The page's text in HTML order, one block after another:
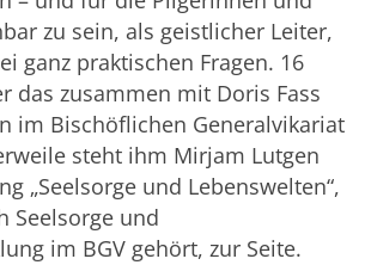
zu sein, als geistlicher Leiter,
ganz praktischen Fragen. 16
das zusammen mit Doris Fass
im Bischöflichen Generalvikariat
steht ihm Mirjam Lutgen
„Seelsorge und Lebenswelten“,
Seelsorge und
im BGV gehört, zur Seite.